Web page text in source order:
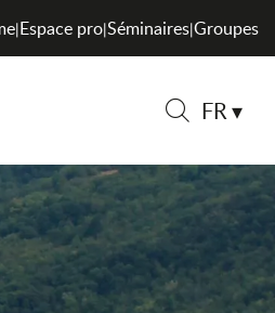
FR
|Espace pro|Séminaires|Groupes